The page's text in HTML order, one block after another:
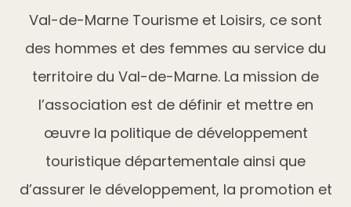
Val-de-Marne Tourisme et Loisirs, ce sont
des hommes et des femmes au service du
territoire du Val-de-Marne. La mission de
l’association est de définir et mettre en
œuvre la politique de développement
touristique départementale ainsi que
d’assurer le développement, la promotion et